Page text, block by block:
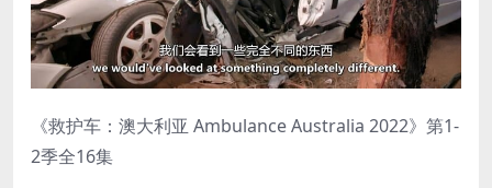
《救护车：澳大利亚 Ambulance Australia 2022》第1-
2季全16集